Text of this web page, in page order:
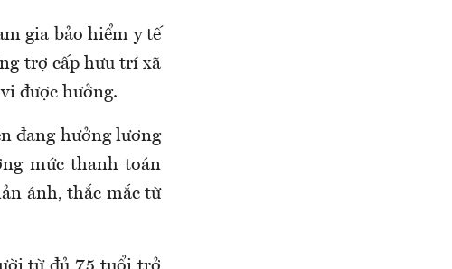
gia bảo hiểm y tế
trợ cấp hưu trí xã
được hưởng.
đang hưởng lương
mức thanh toán
ánh, thắc mắc từ